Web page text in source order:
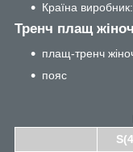
Країна
Тренч плащ
плащ-тренч
пояс